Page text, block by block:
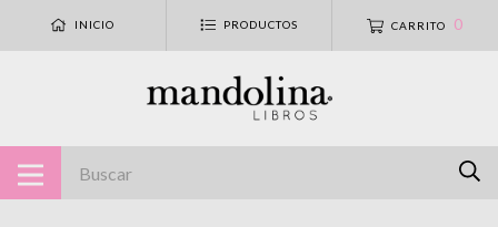
INICIO PRODUCTOS CARRITO 0